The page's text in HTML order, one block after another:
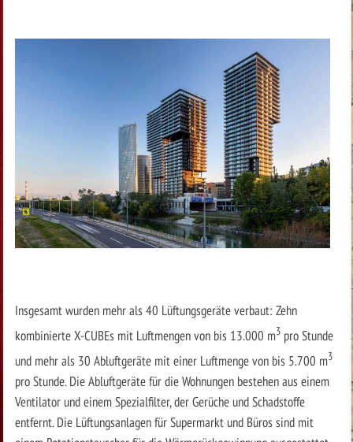
Insgesamt wurden mehr als 40 Lüftungsgeräte verbaut: Zehn
kombinierte X-CUBEs mit Luftmengen von bis 13.000 m3pro Stunde
und mehr als 30 Abluftgeräte mit einer Luftmenge von bis 5.700 m3
pro Stunde. Die Abluftgeräte für die Wohnungen bestehen aus einem
Ventilator und einem Spezialfilter, der Gerüche und Schadstoffe
entfernt. Die Lüftungsanlagen für Supermarkt und Büros sind mit